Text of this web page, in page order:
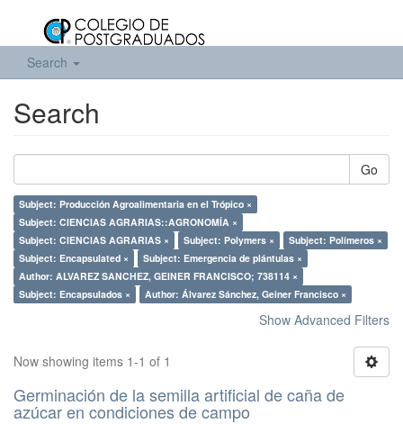
Search
Search
Go
Subject: Producción Agroalimentaria en el Trópico ×
Subject: CIENCIAS AGRARIAS::AGRONOMÍA ×
Subject: CIENCIAS AGRARIAS ×
Subject: Polymers ×
Subject: Polímeros ×
Subject: Encapsulated ×
Subject: Emergencia de plántulas ×
Author: ALVAREZ SANCHEZ, GEINER FRANCISCO; 738114 ×
Subject: Encapsulados ×
Author: Álvarez Sánchez, Geiner Francisco ×
Show Advanced Filters
Now showing items 1-1 of 1
Germinación de la semilla artificial de caña de
azúcar en condiciones de campo